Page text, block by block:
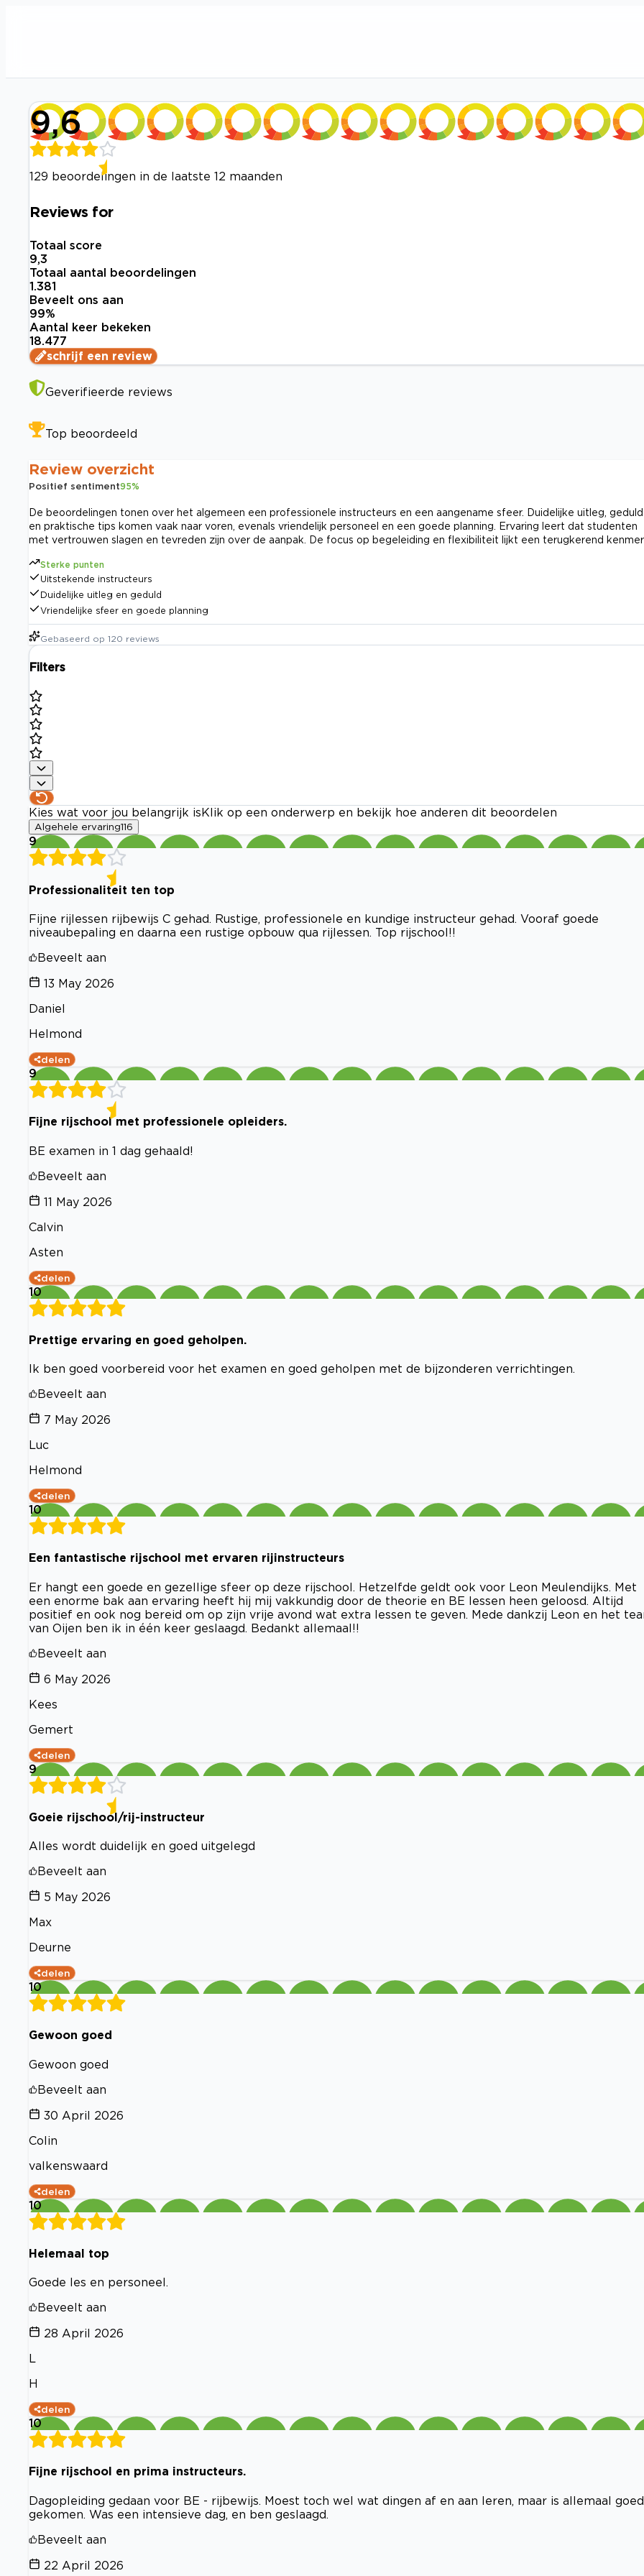
9,6
129 beoordelingen in de laatste 12 maanden
Reviews for
Totaal score
9,3
Totaal aantal beoordelingen
1.381
Beveelt ons aan
99%
Aantal keer bekeken
18.477
schrijf een review
Geverifieerde reviews
Top beoordeeld
Review overzicht
Positief sentiment95%
De beoordelingen tonen over het algemeen een professionele instructeurs en een aangename sfeer. Duidelijke uitleg, geduld
en praktische tips komen vaak naar voren, evenals vriendelijk personeel en een goede planning. Ervaring leert dat studenten
met vertrouwen slagen en tevreden zijn over de aanpak. De focus op begeleiding en flexibiliteit lijkt een terugkerend
Sterke punten
Uitstekende instructeurs
Duidelijke uitleg en geduld
Vriendelijke sfeer en goede planning
Gebaseerd op 120 reviews
Filters
Kies wat voor jou belangrijk is Klik op een onderwerp en bekijk hoe anderen dit beoordelen
Algehele ervaring116
9
Professionaliteit ten top
Fijne rijlessen rijbewijs C gehad. Rustige, professionele en kundige instructeur gehad. Vooraf goede
niveaubepaling en daarna een rustige opbouw qua rijlessen. Top rijschool!!
Beveelt aan
13 May 2026
Daniel
Helmond
delen
9
Fijne rijschool met professionele opleiders.
BE examen in 1 dag gehaald!
Beveelt aan
11 May 2026
Calvin
Asten
delen
10
Prettige ervaring en goed geholpen.
Ik ben goed voorbereid voor het examen en goed geholpen met de bijzonderen verrichtingen.
Beveelt aan
7 May 2026
Luc
Helmond
delen
10
Een fantastische rijschool met ervaren rijinstructeurs
Er hangt een goede en gezellige sfeer op deze rijschool. Hetzelfde geldt ook voor Leon Meulendijks. Met
een enorme bak aan ervaring heeft hij mij vakkundig door de theorie en BE lessen heen geloosd. Altijd
positief en ook nog bereid om op zijn vrije avond wat extra lessen te geven. Mede dankzij Leon en het
van Oijen ben ik in één keer geslaagd. Bedankt allemaal!!
Beveelt aan
6 May 2026
Kees
Gemert
delen
9
Goeie rijschool/rij-instructeur
Alles wordt duidelijk en goed uitgelegd
Beveelt aan
5 May 2026
Max
Deurne
delen
10
Gewoon goed
Gewoon goed
Beveelt aan
30 April 2026
Colin
valkenswaard
delen
10
Helemaal top
Goede les en personeel.
Beveelt aan
28 April 2026
L
H
delen
10
Fijne rijschool en prima instructeurs.
Dagopleiding gedaan voor BE - rijbewijs. Moest toch wel wat dingen af en aan leren, maar is allemaal goed
gekomen. Was een intensieve dag, en ben geslaagd.
Beveelt aan
22 April 2026